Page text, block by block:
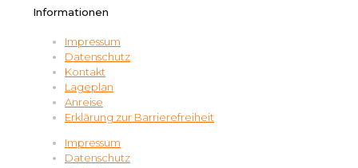
Informationen
Impressum
Datenschutz
Kontakt
Lageplan
Anreise
Erklärung zur Barrierefreiheit
Impressum
Datenschutz